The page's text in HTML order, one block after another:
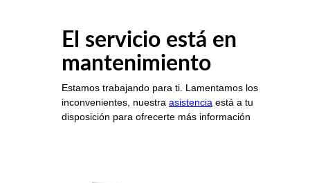
El servicio está en
mantenimiento
Estamos trabajando para ti. Lamentamos los
inconvenientes, nuestra asistencia está a tu
disposición para ofrecerte más información